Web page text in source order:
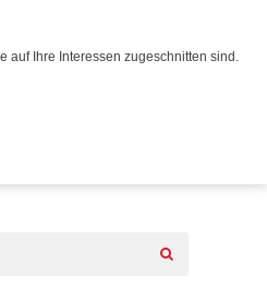
auf Ihre Interessen zugeschnitten sind.